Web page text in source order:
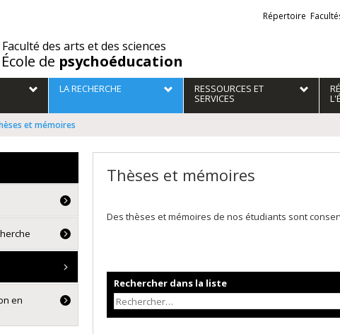
/Faculté des arts et des sciences
École de psychoéducation
Liens
externes
Répertoire
LA RECHERCHE RESSOURCES ET
SERVICES
et mémoires
Thèses et mémoires
Des thèses et mémoires de nos étudiants sont
Rechercher dans la liste
en